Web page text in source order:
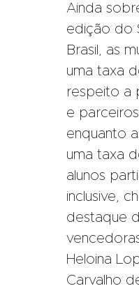
Ainda
edição do
Brasil, as
uma taxa
respeito a
e
enquanto
uma taxa
alunos
inclusive,
destaque
Heloina
Carvalho